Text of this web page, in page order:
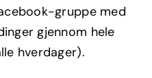
gruppe med
gjennom hele
hverdager).